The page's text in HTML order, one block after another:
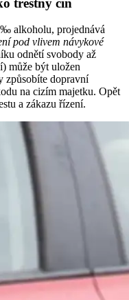
‰ alkoholu, projednává
pod vlivem návykové
odnětí svobody až
může být uložen
způsobíte dopravní
na cizím majetku. Opět
a zákazu řízení.